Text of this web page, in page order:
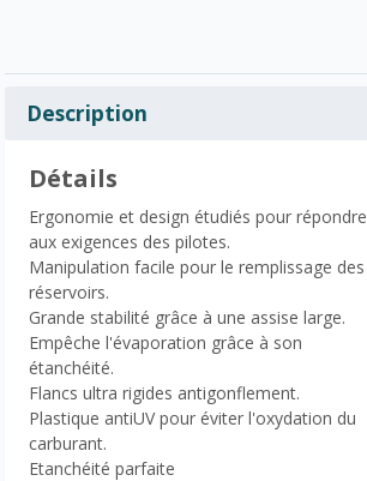
Description
Détails
Ergonomie et design étudiés pour répondre
aux exigences des pilotes.
Manipulation facile pour le remplissage des
réservoirs.
Grande stabilité grâce à une assise large.
Empêche l'évaporation grâce à son
étanchéité.
Flancs ultra rigides antigonflement.
Plastique antiUV pour éviter l'oxydation du
carburant.
Etanchéité parfaite